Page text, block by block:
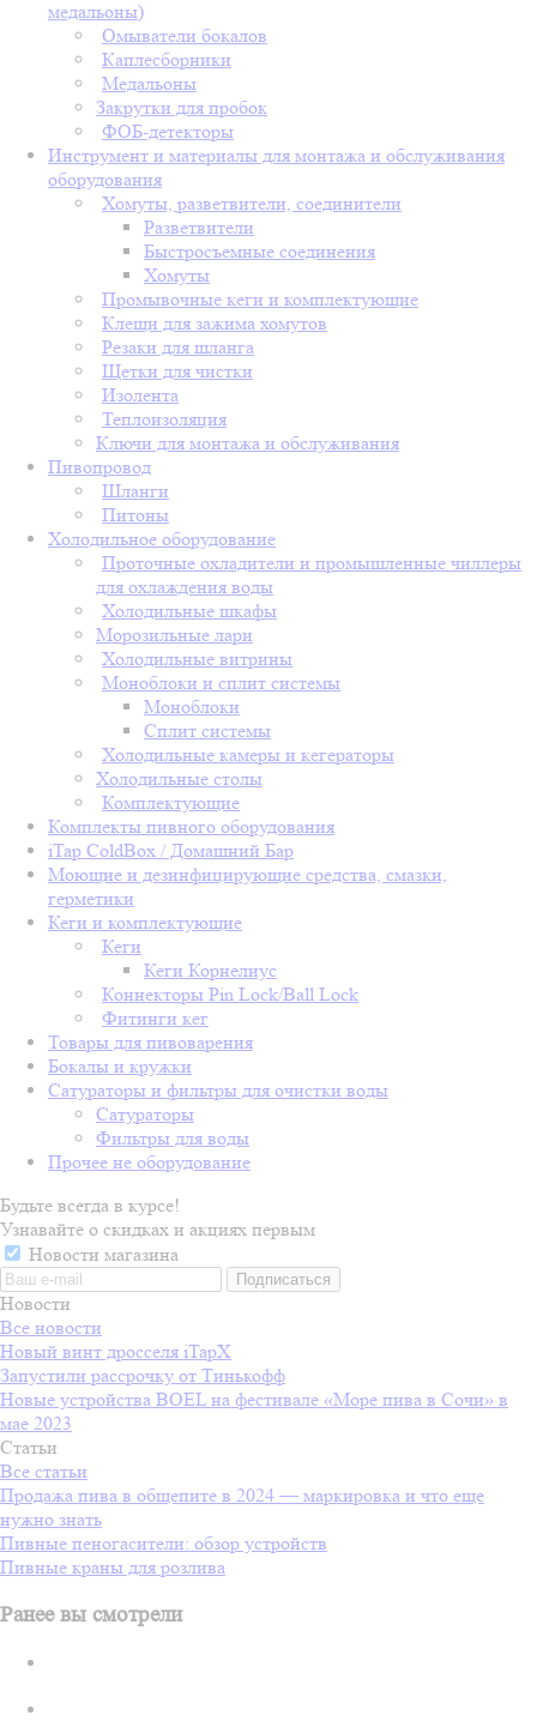
медальоны)
Омыватели бокалов
Каплесборники
Медальоны
Закрутки для пробок
ФОБ-детекторы
Инструмент и материалы для монтажа и обслуживания
оборудования
Хомуты, разветвители, соединители
Разветвители
Быстросъемные соединения
Хомуты
Промывочные кеги и комплектующие
Клещи для зажима хомутов
Резаки для шланга
Щетки для чистки
Изолента
Теплоизоляция
Ключи для монтажа и обслуживания
Пивопровод
Шланги
Питоны
Холодильное оборудование
Проточные охладители и промышленные чиллеры
для охлаждения воды
Холодильные шкафы
Морозильные лари
Холодильные витрины
Моноблоки и сплит системы
Моноблоки
Сплит системы
Холодильные камеры и кегераторы
Холодильные столы
Комплектующие
Комплекты пивного оборудования
iTap ColdBox / Домашний Бар
Моющие и дезинфицирующие средства, смазки,
герметики
Кеги и комплектующие
Кеги
Кеги Корнелиус
Коннекторы Pin Lock/Ball Lock
Фитинги кег
Товары для пивоварения
Бокалы и кружки
Сатураторы и фильтры для очистки воды
Сатураторы
Фильтры для воды
Прочее не оборудование
Будьте всегда в курсе!
Узнавайте о скидках и акциях первым
Новости магазина
Новости
Все новости
Новый винт дросселя iTapX
Запустили рассрочку от Тинькофф
Новые устройства BOEL на фестивале «Море пива в Сочи» в
мае 2023
Статьи
Все статьи
Продажа пива в общепите в 2024 — маркировка и что еще
нужно знать
Пивные пеногасители: обзор устройств
Пивные краны для розлива
Ранее вы смотрели